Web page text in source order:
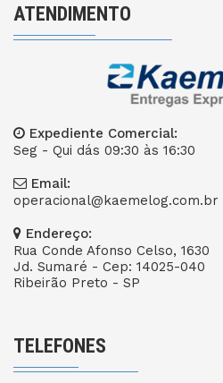
ATENDIMENTO
Expediente Comercial:
Seg - Qui dás 09:30 às 16:30
Email:
operacional@kaemelog.com.br
Endereço:
Rua Conde Afonso Celso, 1630
Jd. Sumaré - Cep: 14025-040
Ribeirão Preto - SP
TELEFONES